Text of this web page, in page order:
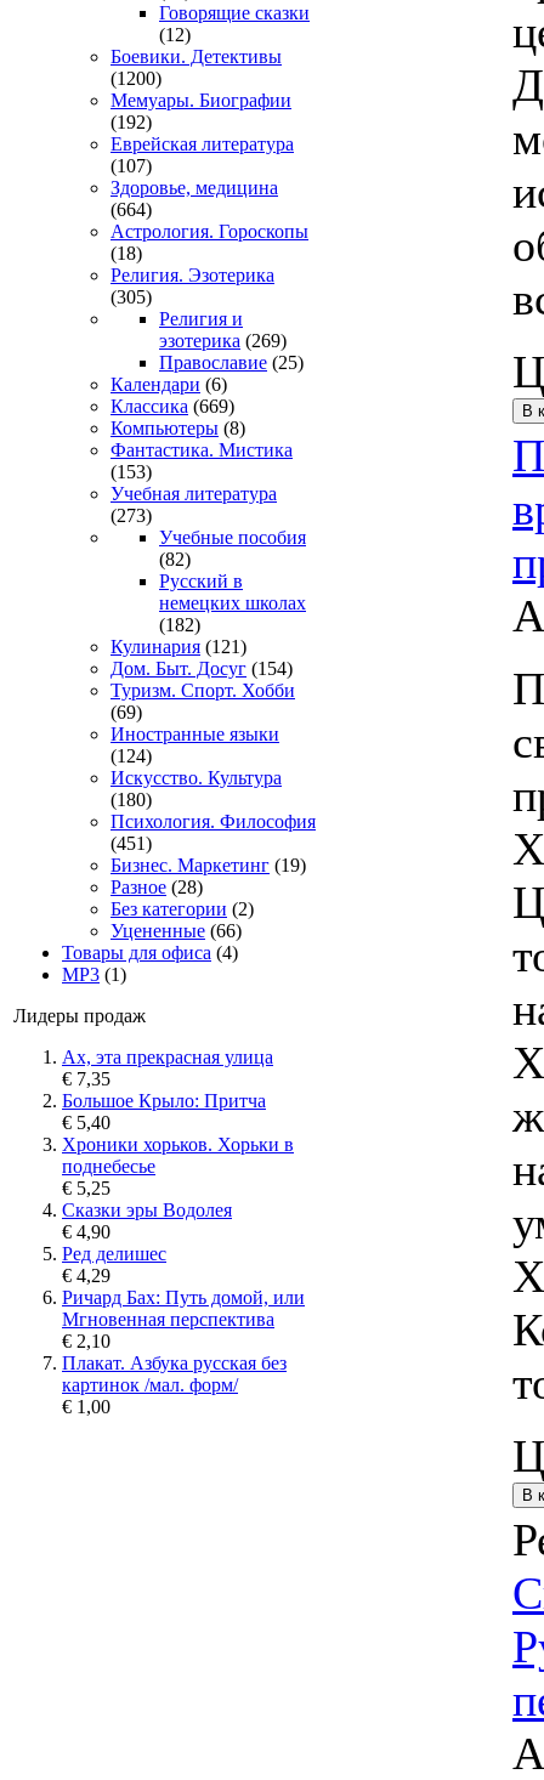
Говорящие сказки
(12)
Боевики. Детективы
(1200)
Мемуары. Биографии
(192)
Еврейская литература
(107)
Здоровье, медицина
(664)
Астрология. Гороскопы
(18)
Религия. Эзотерика
(305)
Религия и
эзотерика (269)
Православие (25)
Календари (6)
Классика (669)
Компьютеры (8)
Фантастика. Мистика
(153)
Учебная литература
(273)
Учебные пособия
(82)
Русский в
немецких школах
(182)
Кулинария (121)
Дом. Быт. Досуг (154)
Туризм. Спорт. Хобби
(69)
Иностранные языки
(124)
Искусство. Культура
(180)
Психология. Философия
(451)
Бизнес. Маркетинг (19)
Разное (28)
Без категории (2)
Уцененные (66)
Товары для офиса (4)
MP3 (1)
Лидеры продаж
Ах, эта прекрасная улица
€ 7,35
Большое Крыло: Притча
€ 5,40
Хроники хорьков. Хорьки в
поднебесье
€ 5,25
Сказки эры Водолея
€ 4,90
Ред делишес
€ 4,29
Ричард Бах: Путь домой, или
Мгновенная перспектива
€ 2,10
Плакат. Азбука русская без
картинок /мал. форм/
€ 1,00